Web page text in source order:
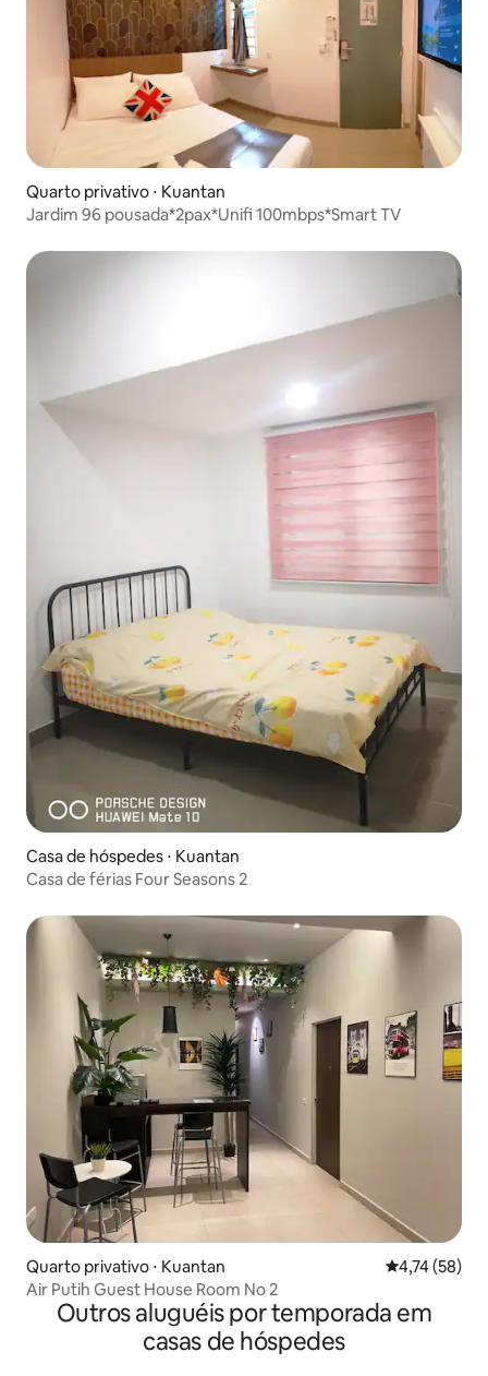
Quarto privativo ⋅ Kuantan
Jardim 96 pousada*2pax*Unifi 100mbps*Smart TV
Casa de hóspedes ⋅ Kuantan
Casa de férias Four Seasons 2
Quarto privativo ⋅ Kuantan 4,74 de uma
4,74 (58)
Air Putih Guest House Room No 2
Outros aluguéis por temporada em
casas de hóspedes